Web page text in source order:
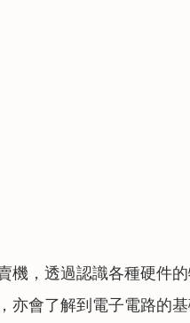
機，透過認識各種硬件
亦會了解到電子電路的